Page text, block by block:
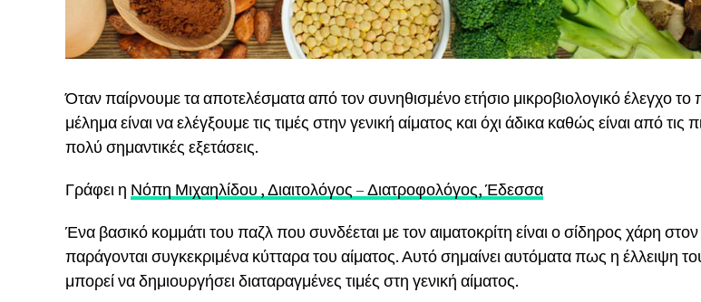
Όταν παίρνουμε τα αποτελέσματα από τον συνηθισμένο ετήσιο μικροβιολογικό έλεγχο
μέλημα είναι να ελέγξουμε τις τιμές στην γενική αίματος και όχι άδικα καθώς είναι από τις
πολύ σημαντικές εξετάσεις.
Γράφει η Νόπη Μιχαηλίδου , Διαιτολόγος – Διατροφολόγος, Έδεσσα
Ένα βασικό κομμάτι του παζλ που συνδέεται με τον αιματοκρίτη είναι ο σίδηρος χάρη
παράγονται συγκεκριμένα κύτταρα του αίματος. Αυτό σημαίνει αυτόματα πως η έλλειψη
μπορεί να δημιουργήσει διαταραγμένες τιμές στη γενική αίματος.